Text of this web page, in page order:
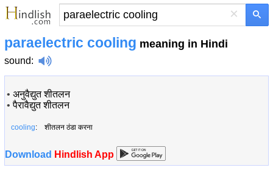
×
paraelectric cooling meaning in Hindi
sound:
• अनुवैद्युत शीतलन
•पैरावैद्युत शीतलन
cooling: शीतलन ठंडा करना
Download Hindlish App